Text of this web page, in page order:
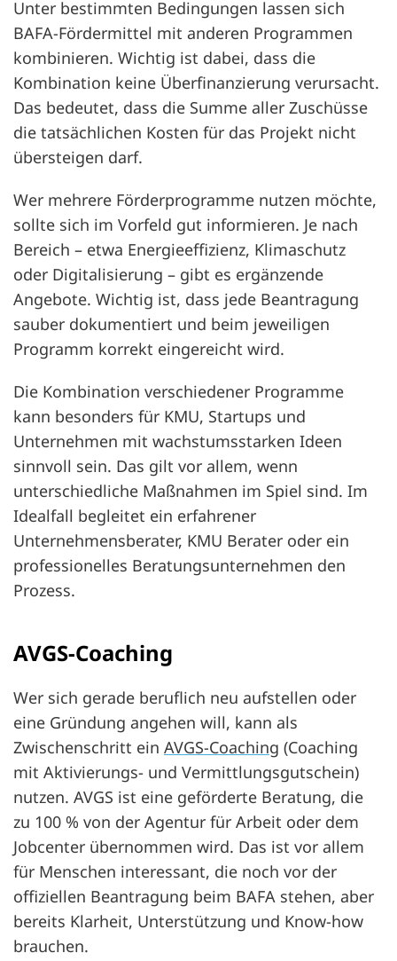
Unter bestimmten Bedingungen lassen sich
BAFA-Fördermittel mit anderen Programmen
kombinieren. Wichtig ist dabei, dass die
Kombination keine Überfinanzierung verursacht.
Das bedeutet, dass die Summe aller Zuschüsse
die tatsächlichen Kosten für das Projekt nicht
übersteigen darf.
Wer mehrere Förderprogramme nutzen möchte,
sollte sich im Vorfeld gut informieren. Je nach
Bereich – etwa Energieeffizienz, Klimaschutz
oder Digitalisierung – gibt es ergänzende
Angebote. Wichtig ist, dass jede Beantragung
sauber dokumentiert und beim jeweiligen
Programm korrekt eingereicht wird.
Die Kombination verschiedener Programme
kann besonders für KMU, Startups und
Unternehmen mit wachstumsstarken Ideen
sinnvoll sein. Das gilt vor allem, wenn
unterschiedliche Maßnahmen im Spiel sind. Im
Idealfall begleitet ein erfahrener
Unternehmensberater, KMU Berater oder ein
professionelles Beratungsunternehmen den
Prozess.
AVGS-Coaching
Wer sich gerade beruflich neu aufstellen oder
eine Gründung angehen will, kann als
Zwischenschritt ein AVGS-Coaching (Coaching
mit Aktivierungs- und Vermittlungsgutschein)
nutzen. AVGS ist eine geförderte Beratung, die
zu 100 % von der Agentur für Arbeit oder dem
Jobcenter übernommen wird. Das ist vor allem
für Menschen interessant, die noch vor der
offiziellen Beantragung beim BAFA stehen, aber
bereits Klarheit, Unterstützung und Know-how
brauchen.